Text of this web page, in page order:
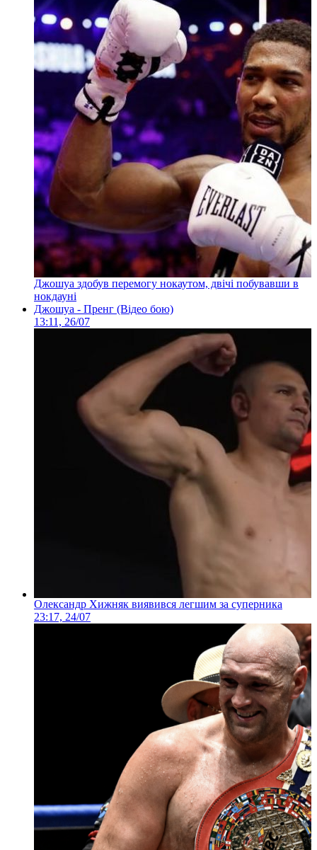
Джошуа здобув перемогу нокаутом, двічі побувавши в
нокдауні
Джошуа - Пренг (Відео бою)
13:11, 26/07
Олександр Хижняк виявився легшим за суперника
23:17, 24/07